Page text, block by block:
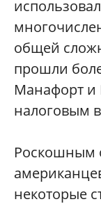
общей
прошли
Манафорт и
налоговым
Роскошным
некоторые